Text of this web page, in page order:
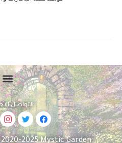
التواصل
2025 Mystic Garden